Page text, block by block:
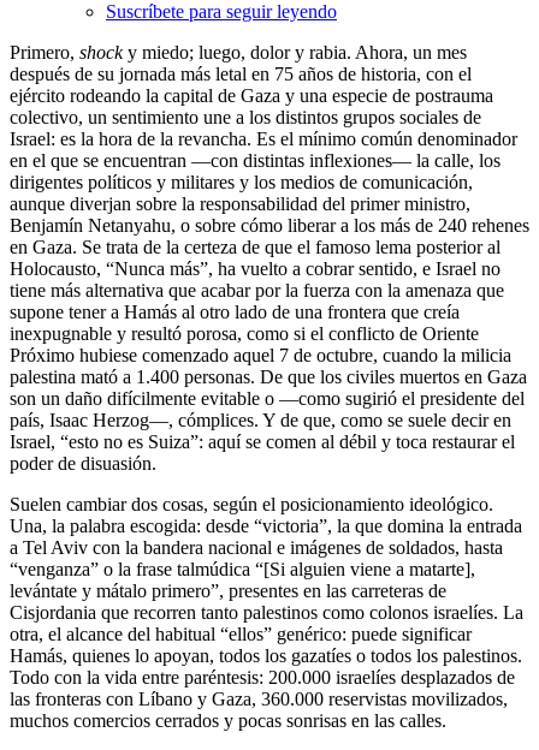
Suscríbete para seguir leyendo
Primero, shocky miedo; luego, dolor y rabia. Ahora, un mes
después de su jornada más letal en 75 años de historia, con el
ejército rodeando la capital de Gaza y una especie de postrauma
colectivo, un sentimiento une a los distintos grupos sociales de
Israel: es la hora de la revancha. Es el mínimo común denominador
en el que se encuentran ―con distintas inflexiones― la calle, los
dirigentes políticos y militares y los medios de comunicación,
aunque diverjan sobre la responsabilidad del primer ministro,
Benjamín Netanyahu, o sobre cómo liberar a los más de 240 rehenes
en Gaza. Se trata de la certeza de que el famoso lema posterior al
Holocausto, “Nunca más”, ha vuelto a cobrar sentido, e Israel no
tiene más alternativa que acabar por la fuerza con la amenaza que
supone tener a Hamás al otro lado de una frontera que creía
inexpugnable y resultó porosa, como si el conflicto de Oriente
Próximo hubiese comenzado aquel 7 de octubre, cuando la milicia
palestina mató a 1.400 personas. De que los civiles muertos en Gaza
son un daño difícilmente evitable o ―como sugirió el presidente del
país, Isaac Herzog―, cómplices. Y de que, como se suele decir en
Israel, “esto no es Suiza”: aquí se comen al débil y toca restaurar el
poder de disuasión.
Suelen cambiar dos cosas, según el posicionamiento ideológico.
Una, la palabra escogida: desde “victoria”, la que domina la entrada
a Tel Aviv con la bandera nacional e imágenes de soldados, hasta
“venganza” o la frase talmúdica “[Si alguien viene a matarte],
levántate y mátalo primero”, presentes en las carreteras de
Cisjordania que recorren tanto palestinos como colonos israelíes. La
otra, el alcance del habitual “ellos” genérico: puede significar
Hamás, quienes lo apoyan, todos los gazatíes o todos los palestinos.
Todo con la vida entre paréntesis: 200.000 israelíes desplazados de
las fronteras con Líbano y Gaza, 360.000 reservistas movilizados,
muchos comercios cerrados y pocas sonrisas en las calles.